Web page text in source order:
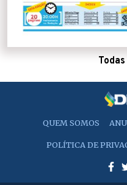
QUEM SOMOS
POLÍTICA DE